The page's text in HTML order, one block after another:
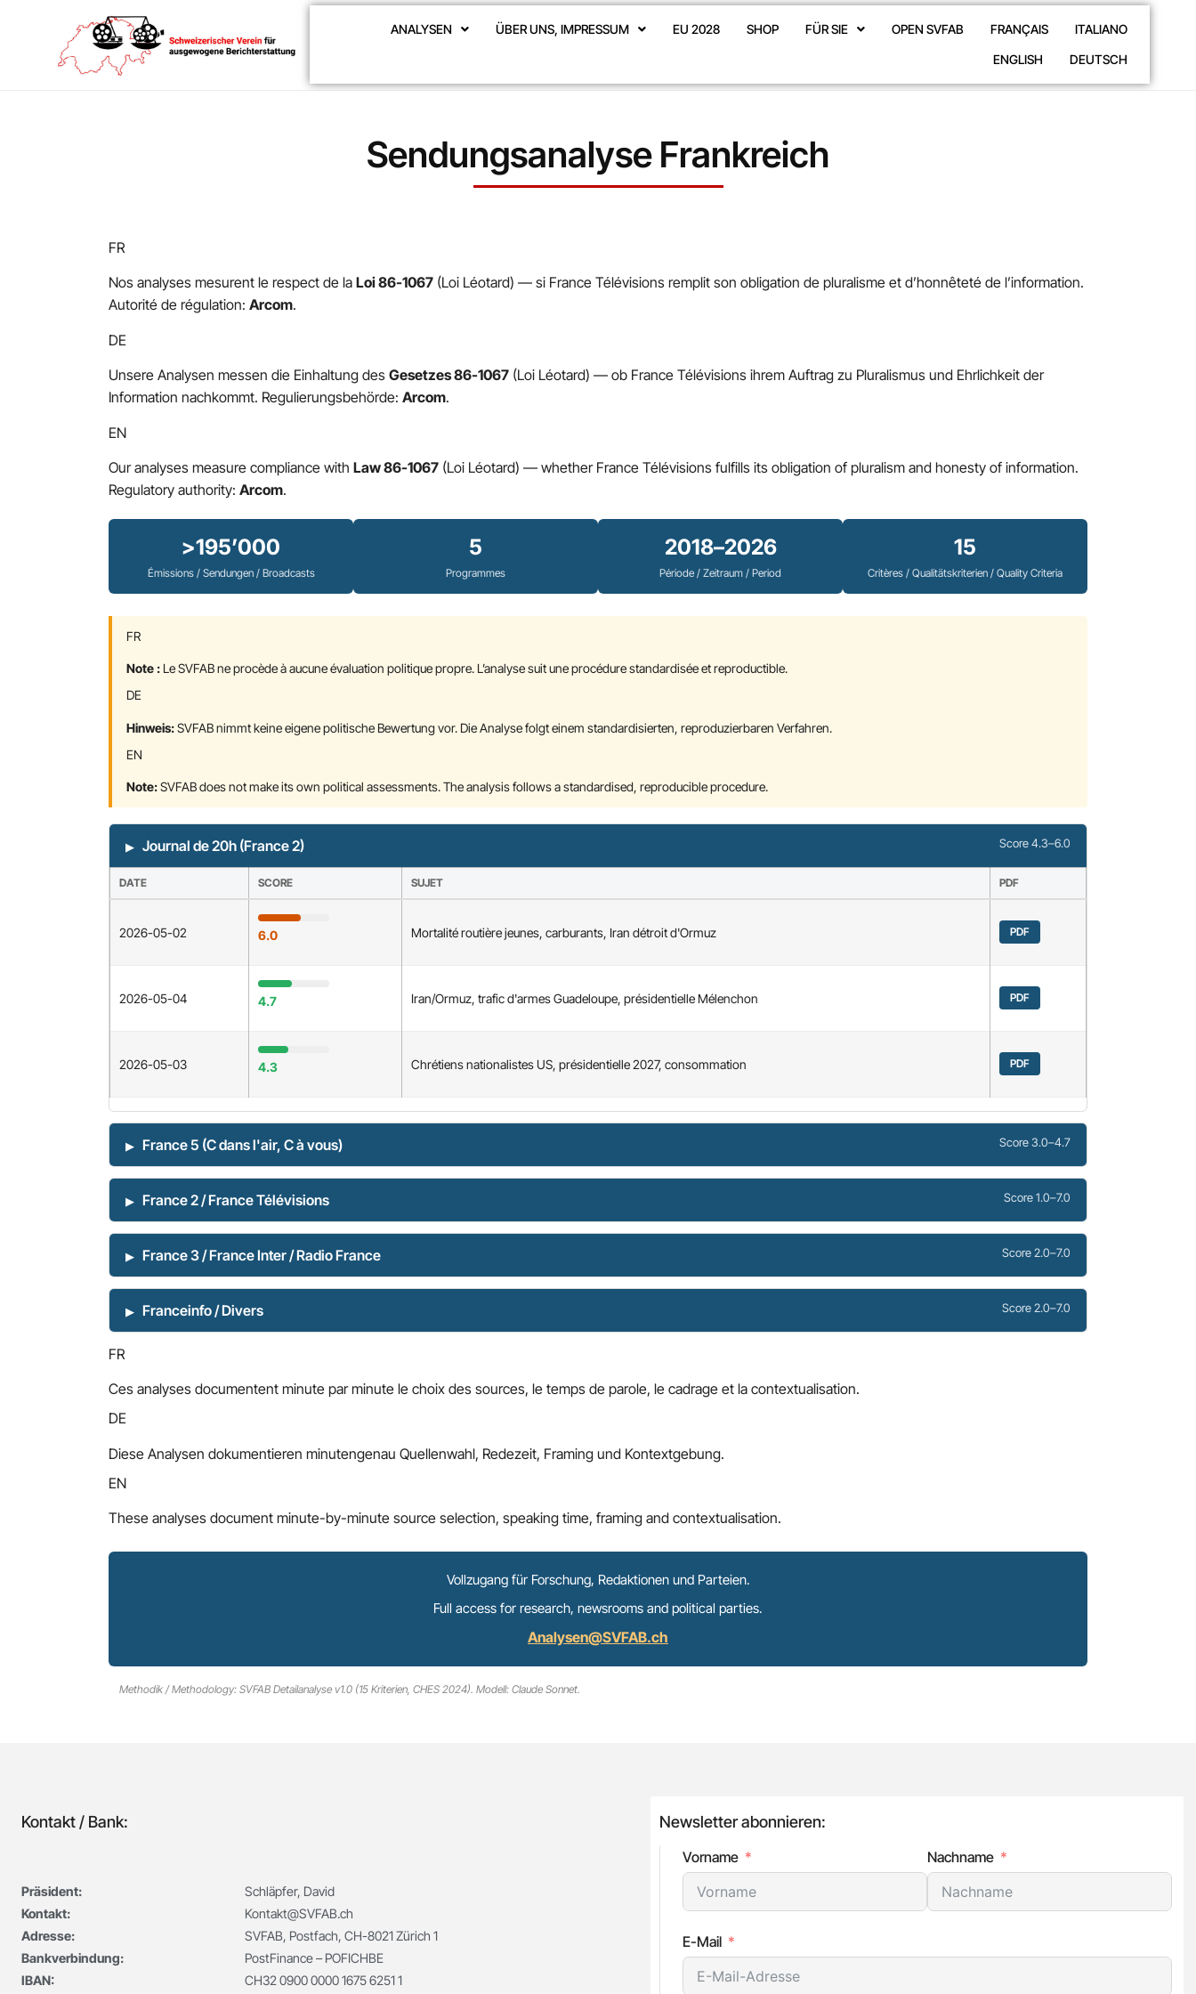
ANALYSEN ÜBER UNS, IMPRESSUM EU 2028 SHOP FÜR SIE OPEN SVFAB FRANÇAIS
ITALIANO
ENGLISH
DEUTSCH
Sendungsanalyse Frankreich
FR
Nos analyses mesurent le respect de la Loi 86-1067 (Loi Léotard) — si France Télévisions remplit son obligation de pluralisme et d’honnêteté de l’information.
Autorité de régulation: Arcom.
DE
Unsere Analysen messen die Einhaltung des Gesetzes 86-1067 (Loi Léotard) — ob France Télévisions ihrem Auftrag zu Pluralismus und Ehrlichkeit der
Information nachkommt. Regulierungsbehörde: Arcom.
EN
Our analyses measure compliance with Law 86-1067 (Loi Léotard) — whether France Télévisions fulfills its obligation of pluralism and honesty of information.
Regulatory authority: Arcom.
>195’000
Émissions / Sendungen / Broadcasts
5
Programmes
2018–2026
Période / Zeitraum / Period
15
Critères / Qualitätskriterien / Quality Criteria
FR
Note : Le SVFAB ne procède à aucune évaluation politique propre. L’analyse suit une procédure standardisée et reproductible.
DE
Hinweis:SVFAB nimmt keine eigene politische Bewertung vor. Die Analyse folgt einem standardisierten, reproduzierbaren Verfahren.
EN
Note:SVFAB does not make its own political assessments. The analysis follows a standardised, reproducible procedure.
Journal de 20h (France 2) Score 4.3–6.0
DATE SCORE SUJET PDF
2026-05-02 6.0 Mortalité routière jeunes, carburants, Iran détroit d'Ormuz PDF
2026-05-04 4.7 Iran/Ormuz, trafic d'armes Guadeloupe, présidentielle Mélenchon PDF
2026-05-03 4.3 Chrétiens nationalistes US, présidentielle 2027, consommation PDF
France 5 (C dans l'air, C à vous) Score 3.0–4.7
France 2 / France Télévisions Score 1.0–7.0
France 3 / France Inter / Radio France Score 2.0–7.0
Franceinfo / Divers Score 2.0–7.0
FR
Ces analyses documentent minute par minute le choix des sources, le temps de parole, le cadrage et la contextualisation.
DE
Diese Analysen dokumentieren minutengenau Quellenwahl, Redezeit, Framing und Kontextgebung.
EN
These analyses document minute-by-minute source selection, speaking time, framing and contextualisation.
Vollzugang für Forschung, Redaktionen und Parteien.
Full access for research, newsrooms and political parties.
Analysen@SVFAB.ch
Methodik / Methodology: SVFAB Detailanalyse v1.0 (15 Kriterien, CHES 2024). Modell: Claude Sonnet.
Kontakt / Bank:
Präsident:
Schläpfer, David
Kontakt:
Kontakt@SVFAB.ch
Adresse:
SVFAB, Postfach, CH-8021 Zürich 1
Bankverbindung:
PostFinance – POFICHBE
IBAN:
CH32 0900 0000 1675 6251 1
Newsletter abonnieren:
Vorname Nachname
E-Mail